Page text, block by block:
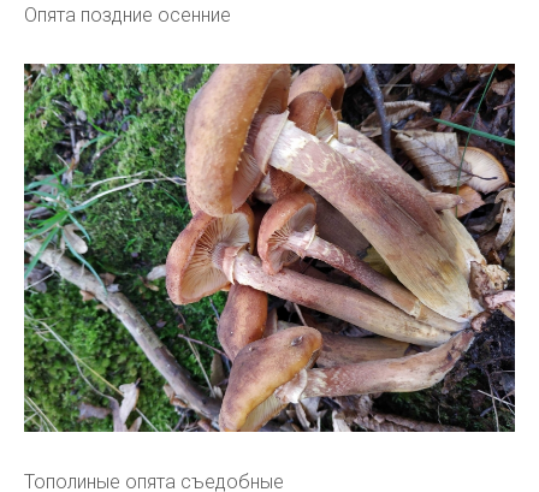
Опята поздние осенние
Тополиные опята съедобные